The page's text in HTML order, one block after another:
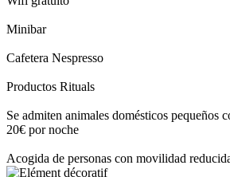
Minibar
Cafetera Nespresso
Productos Rituals
Se admiten animales domésticos pequeños
20€ por noche
Acogida de personas con movilidad